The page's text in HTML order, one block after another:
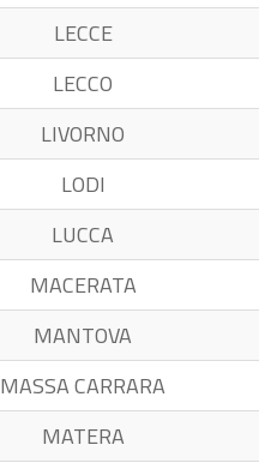
LECCE
LECCO
LIVORNO
LODI
LUCCA
MACERATA
MANTOVA
MASSA CARRARA
MATERA